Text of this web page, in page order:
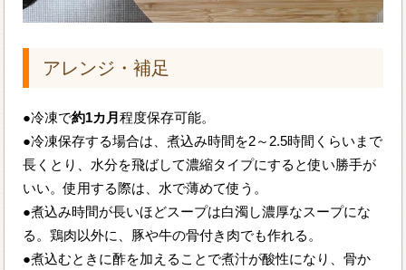
アレンジ・補足
●冷凍で約1カ月程度保存可能。
●冷凍保存する場合は、煮込み時間を2～2.5時間くらいまで
長くとり、水分を飛ばして濃縮タイプにすると使い勝手が
いい。使用する際は、水で薄めて使う。
●煮込み時間が長いほどスープは白濁し濃厚なスープにな
る。鶏肉以外に、豚や牛の骨付き肉でも作れる。
●煮込むときに酢を加えることで煮汁が酸性になり、骨か